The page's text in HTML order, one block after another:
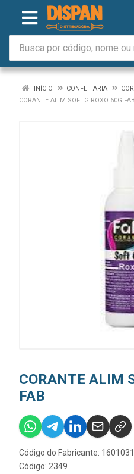
INÍCIO CONFEITARIA
CORANTE ALIM SOFTG ROXO 60G FAB
CORANTE ALIM
FAB
Código do Fabricante:
Código: 2349